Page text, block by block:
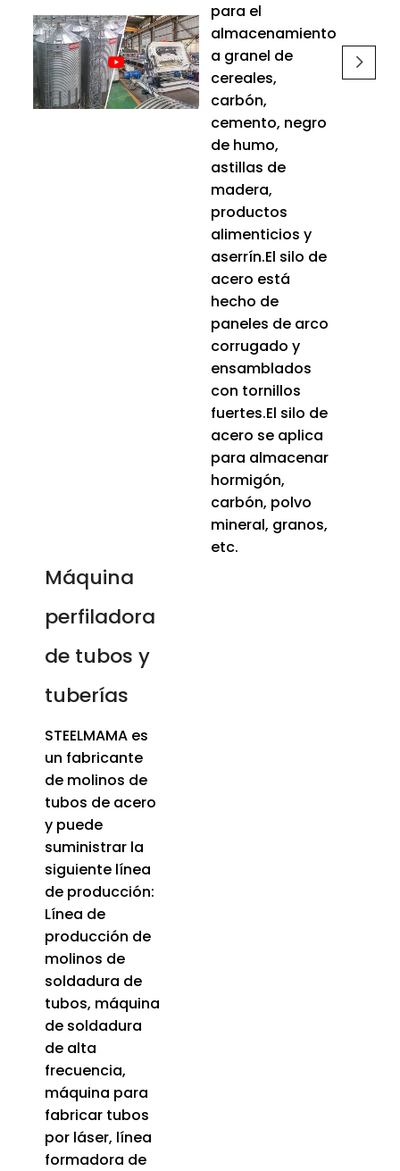
para el
almacenamiento
a granel de
cereales,
carbón,
cemento, negro
de humo,
astillas de
madera,
productos
alimenticios y
aserrín.El silo de
acero está
hecho de
paneles de arco
corrugado y
ensamblados
con tornillos
fuertes.El silo de
acero se aplica
para almacenar
hormigón,
carbón, polvo
mineral, granos,
etc.
Máquina
perfiladora
de tubos y
tuberías
STEELMAMA es
un fabricante
de molinos de
tubos de acero
y puede
suministrar la
siguiente línea
de producción:
Línea de
producción de
molinos de
soldadura de
tubos, máquina
de soldadura
de alta
frecuencia,
máquina para
fabricar tubos
por láser, línea
formadora de